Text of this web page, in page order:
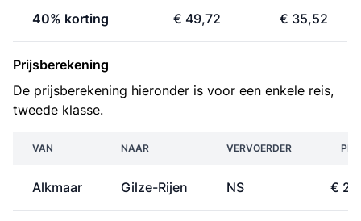
40% korting € 49,72 € 35,52
Prijsberekening
De prijsberekening hieronder is voor een enkele reis,
tweede klasse.
VAN NAAR VERVOERDER
Alkmaar Gilze-Rijen NS €